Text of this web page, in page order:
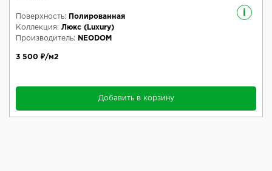
i
Поверхность:
Полированная
Коллекция: Люкс (Luxury)
Производитель:
NEODOM
3 500 ₽/м2
Добавить в корзину